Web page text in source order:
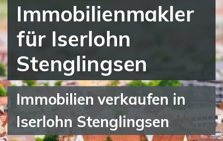
Immobilienmakler
für Iserlohn
Stenglingsen
Immobilien verkaufen in
Iserlohn Stenglingsen